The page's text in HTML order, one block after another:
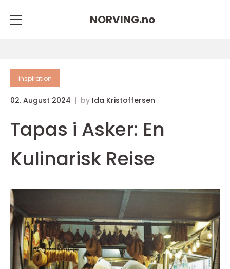
NORVING.no
inspiration
02. August 2024 by Ida Kristoffersen
Tapas i Asker: En
Kulinarisk Reise